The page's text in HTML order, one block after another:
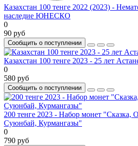
Казахстан 100 тенге 2022 (2023) -
наследие ЮНЕСКО
0
90 руб
Сообщить о поступлении
Казахстан 100 тенге 2023 - 25 лет
0
580 руб
Сообщить о поступлении
200 тенге 2023 - Набор монет "Сказка,
Суюнбай, Курмангазы"
0
790 руб